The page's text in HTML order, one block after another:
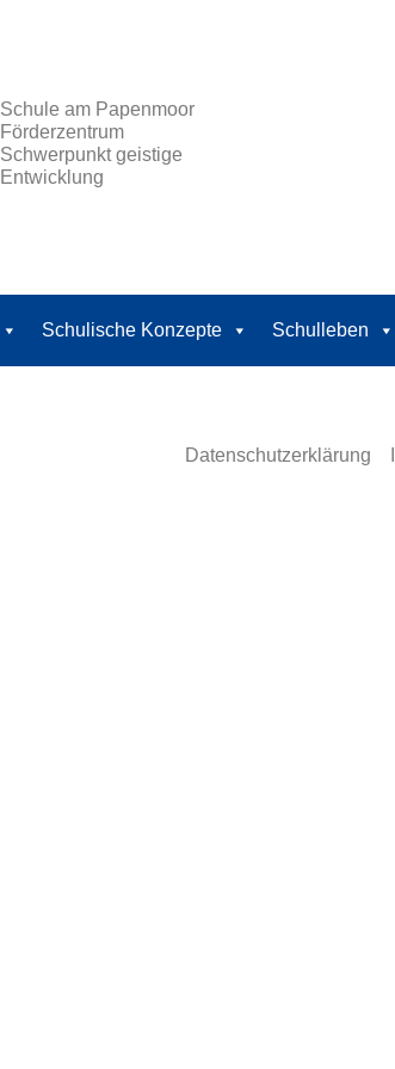
Schule am Papenmoor
Förderzentrum
Schwerpunkt geistige
Entwicklung
Schulische Konzepte Schulleben
Datenschutzerklärung